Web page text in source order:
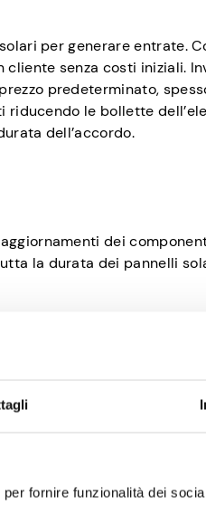
fornire funzionalità dei
per generare entrate.
cliente senza costi iniziali.
predeterminato,
riducendo le bollette
dell’accordo.
dei
la durata dei pannelli
l’energia in eccesso
ma può essere una via